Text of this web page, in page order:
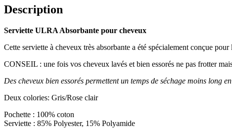
Description
Serviette ULRA Absorbante pour cheveux
Cette serviette à cheveux très absorbante a été spécialement conçue
CONSEIL : une fois vos cheveux lavés et bien essorés ne pas frotter
Des cheveux bien essorés permettent un temps de séchage moins long
Deux colories: Gris/Rose clair
Pochette : 100% coton
Serviette : 85% Polyester, 15% Polyamide